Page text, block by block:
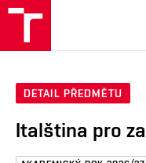
Brno
DETAIL PŘEDMĚTU
Italština pro